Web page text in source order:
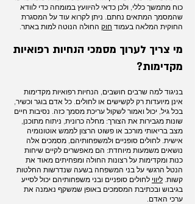
כוח מתמשך כללי, ולכן כדאי להיוועץ במומחה כדי לוודא
שהמסמך המתאים נחתם. ניתן לקרוא עוד על המסגרת
החוקית המלאה בעמוד חוק החולה הנוטה למות באתר.
מי צריך לערוך מסמכי הנחיות רפואיות
מקדימות?
בניגוד למה שרבים חושבים, הנחיות רפואיות מקדימות
אינן מיועדות רק לקשישים או לחולים. כל אדם בוגר וכשיר,
בכל גיל, יכול ואמור לשקול עריכת מסמך כזה. נסיבות חיים
שונות מגבירות את הצורך: מחלה כרונית, ניתוח מתוכנן,
מצב בריאותי מורכב או פשוט הרצון לממש אוטונומיה
אישית. לחולים סופניים ולמשפחותיהם, מסמכים אלה
נושאים משמעות מיוחדת: הם מאפשרים לקיים שיחות
כנות ומקדימות על רצונות החולה ומפחיתים מאוד את
הנטל הרגשי על בני המשפחה בשעה שנדרשות החלטות
קשות. ליווי לחולים סופניים ובני משפחותיהם יכול לסייע
בגיבוש ובכתיבת המסמכים באופן שמשקף נאמנה את
ערכי האדם.